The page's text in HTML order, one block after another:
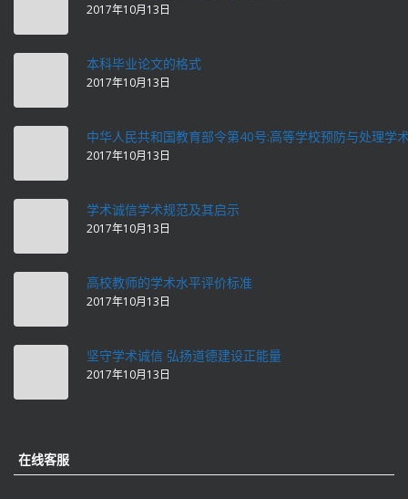
2017年10月13日
本科毕业论文的格式
2017年10月13日
中华人民共和国教育部令第40号:高等学校预防与处理学
2017年10月13日
学术诚信学术规范及其启示
2017年10月13日
高校教师的学术水平评价标准
2017年10月13日
坚守学术诚信 弘扬道德建设正能量
2017年10月13日
在线客服